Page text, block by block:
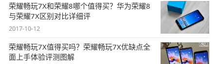
荣耀畅玩7X和荣耀8哪个值得买？华为荣耀8
与荣耀7X区别对比详细评
2017-10-12
荣耀畅玩7X值得买吗？荣耀畅玩7X优缺点全
面上手体验评测图解